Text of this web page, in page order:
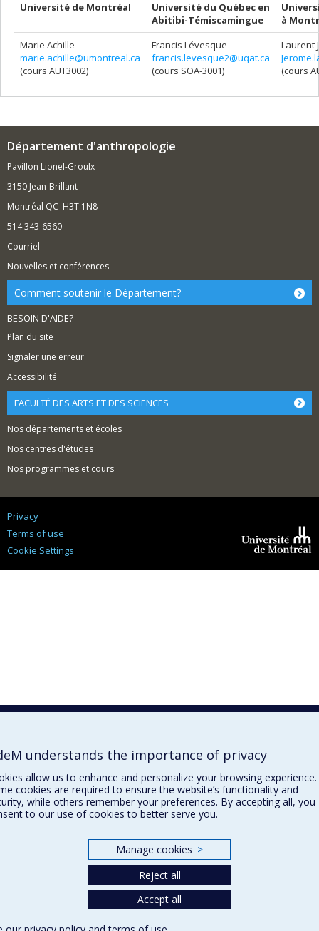
Université de Montréal
Université du Québec en
Abitibi-Témiscamingue
à
Marie Achille
marie.achille@umontreal.ca
(cours AUT3002)
Francis Lévesque
francis.levesque2@uqat.ca
(cours SOA-3001)
Laurent
(cours
Département d'anthropologie
Pavillon Lionel-Groulx
3150 Jean-Brillant
Montréal QC H3T 1N8
514 343-6560
Courriel
Nouvelles et conférences
Comment soutenir le Département?
BESOIN D'AIDE?
Plan du site
Signaler une erreur
Accessibilité
FACULTÉ DES ARTS ET DES SCIENCES
Nos départements et écoles
Nos centres d'études
Nos programmes et cours
Privacy
Terms of use
Cookie Settings
Montréal
understands the importance of privacy
allow us to enhance and personalize your browsing experience.
cookies are required to ensure the website’s functionality and
while others remember your preferences. By accepting all, you
to our use of cookies to better serve you.
Manage cookies >
Reject all
Accept all